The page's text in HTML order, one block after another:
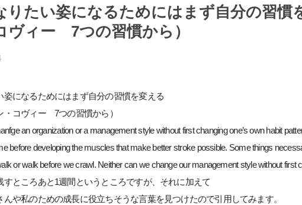
りたい姿になるためにはまず自分の習慣
ヴィー 7つの習慣から）
姿になるためにはまず自分の習慣を変える
・コヴィー 7つの習慣から）
an organization or a management style without first changing one’s own habit
before developing the muscles that make better stroke possible. Some things
or walk before we crawl. Neither can we change our management style without first
すところあと1週間というところですが、それに加えて
んや私のための成長に役立ちそうな言葉を見つけたので引用してみます。